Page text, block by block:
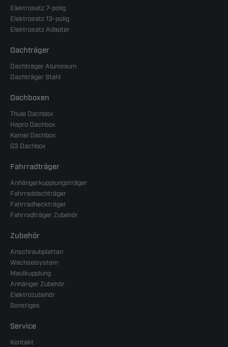
Elektrosatz 7-polig
Elektrosatz 13-polig
Elektrosatz Adapter
Dachträger
Dachträger Aluminium
Dachträger Stahl
Dachboxen
Thule Dachbox
Hapro Dachbox
Kamei Dachbox
G3 Dachbox
Fahrradträger
Anhängerkupplungsträger
Fahrraddachträger
Fahrradheckträger
Fahrradträger Zubehör
Zubehör
Anschraubplatten
Wechselsystem
Maulkupplung
Anhänger Zubehör
Elektrozubehör
Sonstiges
Service
Kontakt